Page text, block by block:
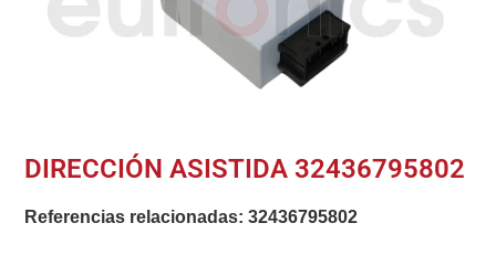
DIRECCIÓN ASISTIDA 32436795802
Referencias relacionadas:32436795802